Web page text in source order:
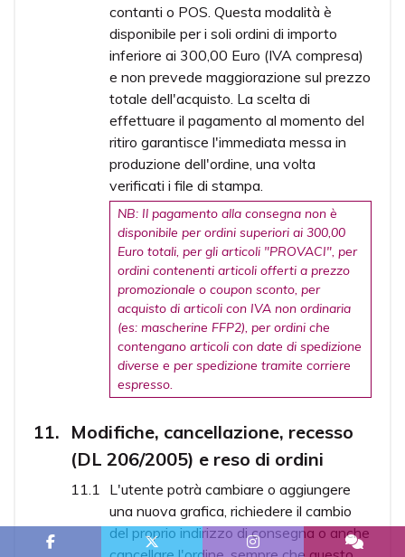
contanti o POS. Questa modalità è
disponibile per i soli ordini di importo
inferiore ai 300,00 Euro (IVA compresa)
e non prevede maggiorazione sul prezzo
totale dell'acquisto. La scelta di
effettuare il pagamento al momento del
ritiro garantisce l'immediata messa in
produzione dell'ordine, una volta
verificati i file di stampa.
NB: Il pagamento alla consegna non è
disponibile per ordini superiori ai 300,00
Euro totali, per gli articoli "PROVACI", per
ordini contenenti articoli offerti a prezzo
promozionale o coupon sconto, per
acquisto di articoli con IVA non ordinaria
(es: mascherine FFP2), per ordini che
contengano articoli con date di spedizione
diverse e per spedizione tramite corriere
espresso.
Modifiche, cancellazione, recesso
(DL 206/2005) e reso di ordini
L'utente potrà cambiare o aggiungere
una nuova grafica, richiedere il cambio
del proprio indirizzo di consegna o anche